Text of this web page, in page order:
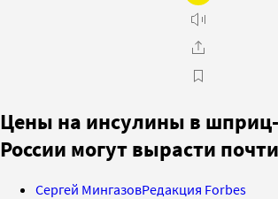
Цены на инсулины в
России могут вырасти
Сергей МингазовРедакция Forbes